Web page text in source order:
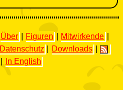
Über Figuren Mitwirkende
Datenschutz Downloads
In English